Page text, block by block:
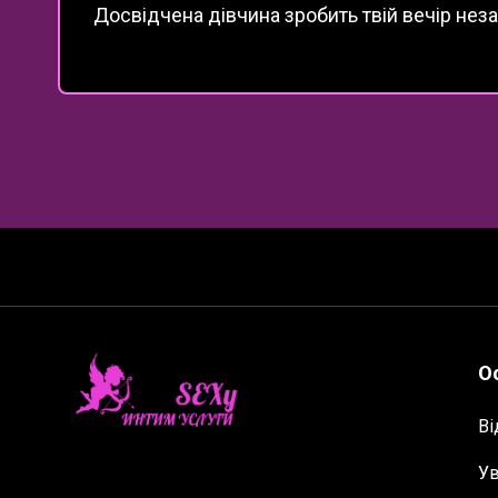
Досвідчена дівчина зробить твій вечір